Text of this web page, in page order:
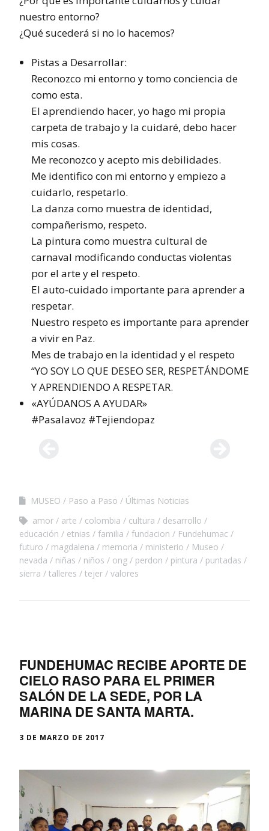
nuestro entorno?
¿Qué sucederá si no lo hacemos?
Pistas a Desarrollar:
Reconozco mi entorno y tomo conciencia de
como esta.
El aprendiendo hacer, yo hago mi propia
carpeta de trabajo y la cuidaré, debo hacer
mis cosas.
Me reconozco y acepto mis debilidades.
Me identifico con mi entorno y empiezo a
cuidarlo, respetarlo.
La danza como muestra de identidad,
compañerismo, respeto.
La pintura como muestra cultural de
carnaval modificando conductas violentas
por el arte y el respeto.
El auto-cuidado importante para aprender a
respetar.
Nuestro respeto es importante para aprender
a vivir en Paz.
Mes de trabajo en la identidad y el respeto
“YO SOY LO QUE DESEO SER, RESPETÁNDOME
Y APRENDIENDO A RESPETAR.
«AYÚDANOS A AYUDAR»
#Pasalavoz #Tejiendopaz
MUSEO Paso a Paso
Últimas Noticias
amor
arte colombia cultura
desarrollo
educación
etnias familia fundacion
Fundehumac
futuro
magdalena memoria ministerio
Museo
nevada
niñas niños ong perdon pintura
puntadas
sierra
talleres tejer valores
FUNDEHUMAC RECIBE APORTE DE
CIELO RASO PARA EL PRIMER
SALÓN DE LA SEDE, POR LA
MARINA DE SANTA MARTA.
3 DE MARZO DE 2017